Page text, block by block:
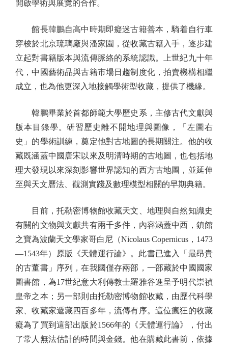
開啟學術與展覽的合作。
館長韓鵬自高中時期即癡迷古籍善本，騎着自行車
穿梭於北京琉璃廠與潘家園，從收藏古籍入手，逐步建
立起對書籍版本與流傳脈絡的系統認識。上世紀九十年
代，中國藝術品與古籍市場日趨制度化，拍賣機構相繼
成立，也為他更深入地接觸學術型收藏，提供了機緣。
韓鵬畢業於首都師範大學歷史系，主修古代文獻與
版本目錄學。研習歷史離不開地理與圖像，「左圖右
史」的學術訓練，奠定他對古地圖的長期關注。他的收
藏既涵蓋中國唐宋以來及明清時期的古地圖，也包括地
理大發現以來深刻影響世界認知的西方古地圖，並延伸
至與天文曆法、觀測實踐及數理模型相關的早期典籍。
目前，托勒密博物館收藏天文、地理與自然知識史
有關的文物與文獻共有兩千多件，內容涵蓋中西，鎮館
之寶為波蘭天文學家哥白尼（Nicolaus Copernicus，1473
—1543年）原版《天體運行論》。此書已進入「最昂貴
的古董書」序列，在我國僅存兩部，一部藏於中國國家
圖書館，為17世紀意大利傳教士羅雅谷進呈予明代崇禎
皇帝之本；另一部則由托勒密博物館收藏，由歷代科學
家、收藏家遞藏四百多年，流傳有序。這位瘋狂的收藏
癡為了買到這部出版於1566年的《天體運行論》，付出
了常人無法估計的時間與金錢。他在購藏此書前，依據